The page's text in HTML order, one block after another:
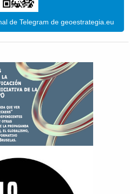
de Telegram de geoestrategia.eu